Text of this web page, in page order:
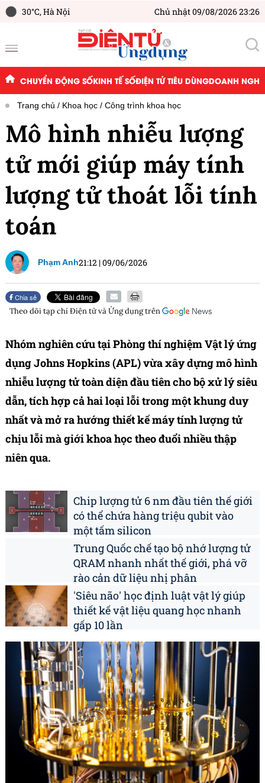
30°C,Hà Nội Chủ nhật 09/08/2026 23:26
CHUYỂN ĐỘNG SỐKINH TẾ SỐĐIỆN TỬ TIÊU DÙNGDOANH
Trang chủ Khoa học Công trình khoa học
Mô hình nhiễu lượng
tử mới giúp máy tính
lượng tử thoát lỗi tính
toán
Phạm Anh21:12 |09/06/2026
Chia sẻ
Theo dõi tạp chíĐiện tử và Ứng dụngtrên
Nhóm nghiên cứu tại Phòng thí nghiệm Vật lý ứng
dụng Johns Hopkins (APL) vừa xây dựng mô hình
nhiễu lượng tử toàn diện đầu tiên cho bộ xử lý siêu
dẫn, tích hợp cả hai loại lỗi trong một khung duy
nhất và mở ra hướng thiết kế máy tính lượng tử
chịu lỗi mà giới khoa học theo đuổi nhiều thập
niên qua.
Chip lượng tử 6 nm đầu tiên thế giới
có thể chứa hàng triệu qubit vào
một tấm silicon
Trung Quốc chế tạo bộ nhớ lượng tử
QRAM nhanh nhất thế giới, phá vỡ
rào cản dữ liệu nhị phân
'Siêu não' học định luật vật lý giúp
thiết kế vật liệu quang học nhanh
gấp 10 lần